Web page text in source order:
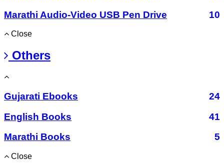
Marathi Audio-Video USB Pen Drive
10
Close
Others
Gujarati Ebooks
24
English Books
41
Marathi Books
5
Close